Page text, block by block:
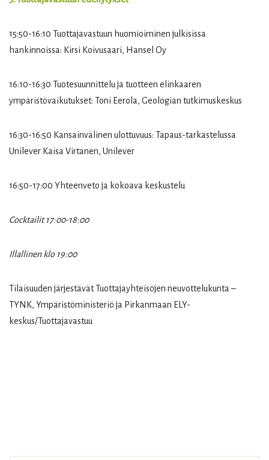
15:50-16:10 Tuottajavastuun huomioiminen julkisissa
hankinnoissa: Kirsi Koivusaari, Hansel Oy
16:10-16:30 Tuotesuunnittelu ja tuotteen elinkaaren
ympäristövaikutukset: Toni Eerola, Geologian tutkimuskeskus
16:30-16:50 Kansainvälinen ulottuvuus: Tapaus-tarkastelussa
Unilever Kaisa Virtanen, Unilever
16:50-17:00 Yhteenveto ja kokoava keskustelu
Cocktailit 17:00-18:00
Illallinen klo 19:00
Tilaisuuden järjestävät Tuottajayhteisöjen neuvottelukunta –
TYNK, Ympäristöministeriö ja Pirkanmaan ELY-
keskus/Tuottajavastuu